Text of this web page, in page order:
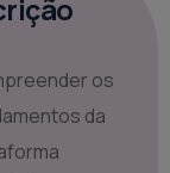
os
da